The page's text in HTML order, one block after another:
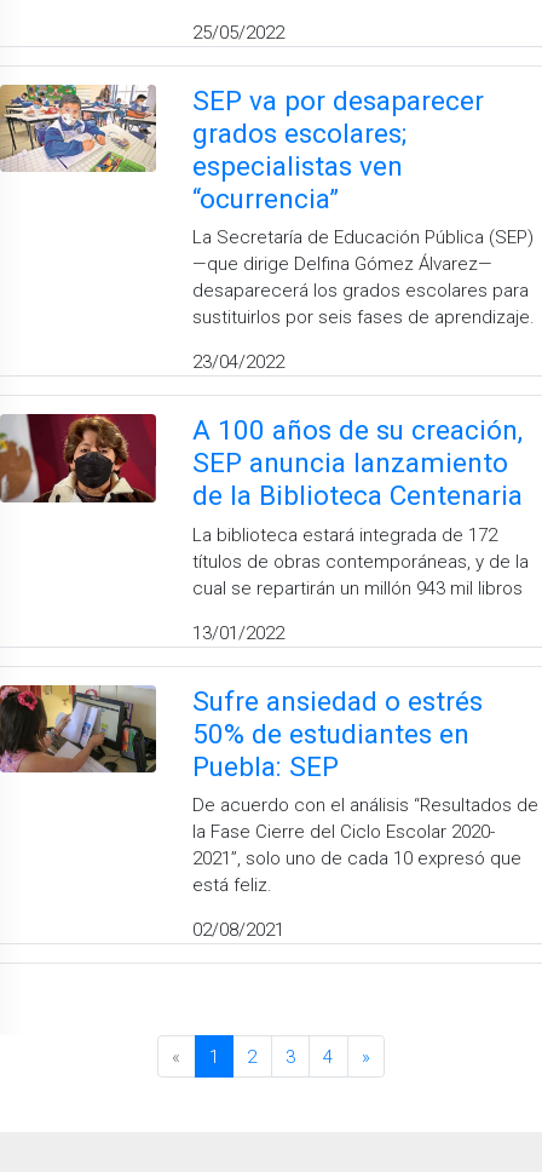
25/05/2022
SEP va por desaparecer
grados escolares;
especialistas ven
“ocurrencia”
La Secretaría de Educación Pública (SEP)
—que dirige Delfina Gómez Álvarez—
desaparecerá los grados escolares para
sustituirlos por seis fases de aprendizaje.
23/04/2022
A 100 años de su creación,
SEP anuncia lanzamiento
de la Biblioteca Centenaria
La biblioteca estará integrada de 172
títulos de obras contemporáneas, y de la
cual se repartirán un millón 943 mil libros
13/01/2022
Sufre ansiedad o estrés
50% de estudiantes en
Puebla: SEP
De acuerdo con el análisis “Resultados de
la Fase Cierre del Ciclo Escolar 2020-
2021”, solo uno de cada 10 expresó que
está feliz.
02/08/2021
« 1 2 3 4 »